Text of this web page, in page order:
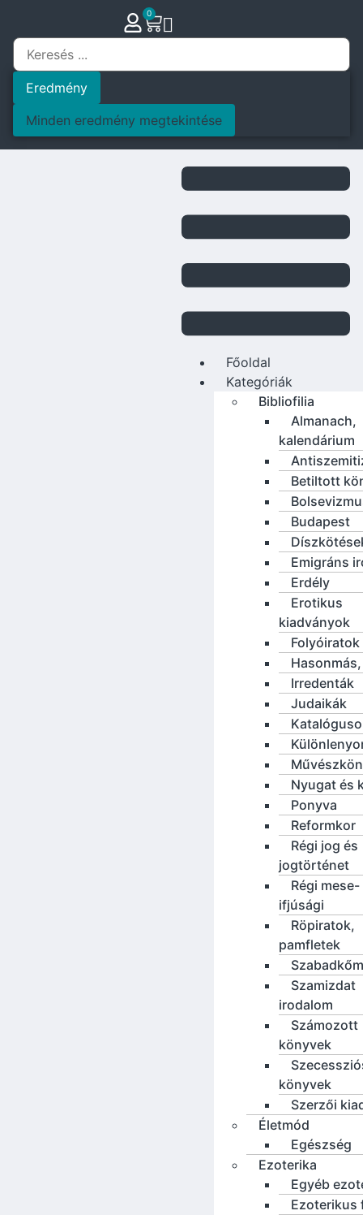
0
Eredmény
Minden eredmény megtekintése
Főoldal
Kategóriák
Bibliofilia
Almanach,
kalendárium
Betiltott
Budapest
Emigráns
Erdély
Erotikus
kiadványok
Folyóiratok
Irredenták
Judaikák
Nyugat és
Ponyva
Reformkor
Régi jog és
jogtörténet
Régi mese-
ifjúsági
Röpiratok,
pamfletek
Szamizdat
irodalom
Számozott
könyvek
könyvek
Szerzői
Életmód
Egészség
Ezoterika
Egyéb
Ezoterikus